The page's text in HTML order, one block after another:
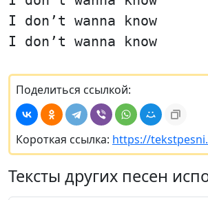
I don’t wanna know
I don’t wanna know
Поделиться ссылкой:
Короткая ссылка: https://
Тексты других песен